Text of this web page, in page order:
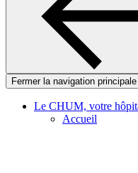
Fermer la navigation principale
Le CHUM, votre
Accueil